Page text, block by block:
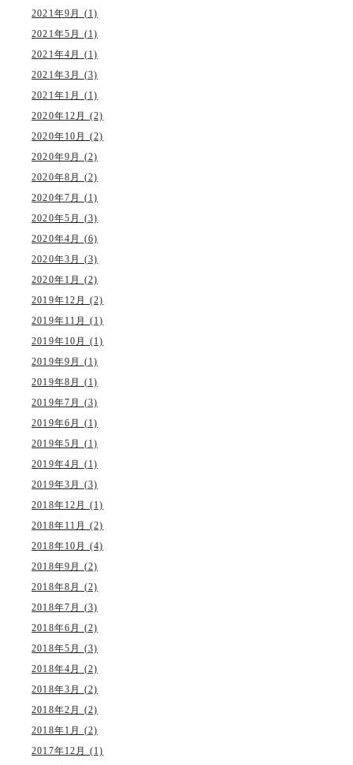
2021年9月 (1)
2021年5月 (1)
2021年4月 (1)
2021年3月 (3)
2021年1月 (1)
2020年12月 (2)
2020年10月 (2)
2020年9月 (2)
2020年8月 (2)
2020年7月 (1)
2020年5月 (3)
2020年4月 (6)
2020年3月 (3)
2020年1月 (2)
2019年12月 (2)
2019年11月 (1)
2019年10月 (1)
2019年9月 (1)
2019年8月 (1)
2019年7月 (3)
2019年6月 (1)
2019年5月 (1)
2019年4月 (1)
2019年3月 (3)
2018年12月 (1)
2018年11月 (2)
2018年10月 (4)
2018年9月 (2)
2018年8月 (2)
2018年7月 (3)
2018年6月 (2)
2018年5月 (3)
2018年4月 (2)
2018年3月 (2)
2018年2月 (2)
2018年1月 (2)
2017年12月 (1)